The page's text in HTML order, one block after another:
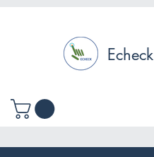
Echeck